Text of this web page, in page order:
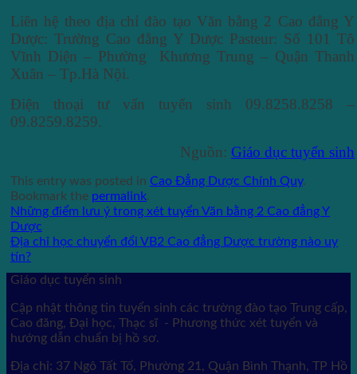
Liên hệ theo địa chỉ đào tạo Văn bằng 2 Cao đẳng Y
Dược: Trường Cao đẳng Y Dược Pasteur: Số 101 Tô
Vĩnh Diện – Phường Khương Trung – Quận Thanh
Xuân – Tp.Hà Nội.
Điện thoại tư vấn tuyển sinh 09.8258.8258 –
09.8259.8259.
Nguồn: Giáo dục tuyển sinh
This entry was posted in Cao Đẳng Dược Chính Quy.
Bookmark the permalink.
Những điểm lưu ý trong xét tuyển Văn bằng 2 Cao đẳng Y
Dược
Địa chỉ học chuyển đổi VB2 Cao đẳng Dược trường nào uy
tín?
Giáo dục tuyển sinh
Cập nhật thông tin tuyển sinh các trường đào tạo Trung cấp,
Cao đăng, Đại học, Thạc sĩ - Phương thức xét tuyển và
hướng dẫn chuẩn bị hồ sơ.
Địa chỉ: 37 Ngô Tất Tố, Phường 21, Quận Bình Thạnh, TP Hồ